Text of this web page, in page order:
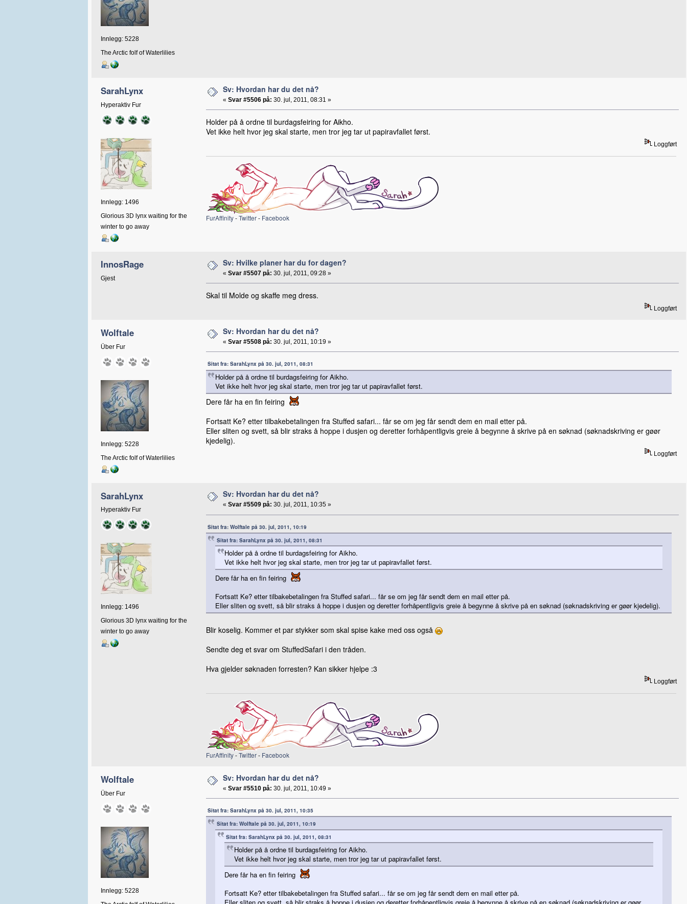
Innlegg: 5228
The Arctic folf of Waterlilies
SarahLynx
Hyperaktiv Fur
Innlegg: 1496
Glorious 3D lynx waiting for the
winter to go away
Sv: Hvordan har du det nå?
« Svar #5506 på: 30. jul, 2011, 08:31 »
Holder på å ordne til burdagsfeiring for Aikho.
Vet ikke helt hvor jeg skal starte, men tror jeg tar ut papiravfallet først.
Loggført
FurAffinity-Twitter- Facebook
InnosRage
Gjest
Sv: Hvilke planer har du for dagen?
« Svar #5507 på: 30. jul, 2011, 09:28 »
Skal til Molde og skaffe meg dress.
Loggført
Wolftale
Über Fur
Innlegg: 5228
The Arctic folf of Waterlilies
Sv: Hvordan har du det nå?
« Svar #5508 på: 30. jul, 2011, 10:19 »
Sitat fra: SarahLynx på 30. jul, 2011, 08:31
Holder på å ordne til burdagsfeiring for Aikho.
Vet ikke helt hvor jeg skal starte, men tror jeg tar ut papiravfallet først.
Dere får ha en fin feiring
Fortsatt Ke? etter tilbakebetalingen fra Stuffed safari... får se om jeg får sendt dem en mail etter på.
Eller sliten og svett, så blir straks å hoppe i dusjen og deretter forhåpentligvis greie å begynne å skrive på en søknad (søknadskriving er gøør
kjedelig).
Loggført
SarahLynx
Hyperaktiv Fur
Innlegg: 1496
Glorious 3D lynx waiting for the
winter to go away
Sv: Hvordan har du det nå?
« Svar #5509 på: 30. jul, 2011, 10:35 »
Sitat fra: Wolftale på 30. jul, 2011, 10:19
Sitat fra: SarahLynx på 30. jul, 2011, 08:31
Holder på å ordne til burdagsfeiring for Aikho.
Vet ikke helt hvor jeg skal starte, men tror jeg tar ut papiravfallet først.
Dere får ha en fin feiring
Fortsatt Ke? etter tilbakebetalingen fra Stuffed safari... får se om jeg får sendt dem en mail etter på.
Eller sliten og svett, så blir straks å hoppe i dusjen og deretter forhåpentligvis greie å begynne å skrive på en søknad (søknadskriving er gøør kjedelig).
Blir koselig. Kommer et par stykker som skal spise kake med oss også
Sendte deg et svar om StuffedSafari i den tråden.
Hva gjelder søknaden forresten? Kan sikker hjelpe :3
Loggført
FurAffinity-Twitter- Facebook
Wolftale
Über Fur
Innlegg: 5228
Sv: Hvordan har du det nå?
« Svar #5510 på: 30. jul, 2011, 10:49 »
Sitat fra: SarahLynx på 30. jul, 2011, 10:35
Sitat fra: Wolftale på 30. jul, 2011, 10:19
Sitat fra: SarahLynx på 30. jul, 2011, 08:31
Holder på å ordne til burdagsfeiring for Aikho.
Vet ikke helt hvor jeg skal starte, men tror jeg tar ut papiravfallet først.
Dere får ha en fin feiring
Fortsatt Ke? etter tilbakebetalingen fra Stuffed safari... får se om jeg får sendt dem en mail etter på.
Eller sliten og svett, så blir straks å hoppe i dusjen og deretter forhåpentligvis greie å begynne å skrive på en søknad (søknadskriving er gøør